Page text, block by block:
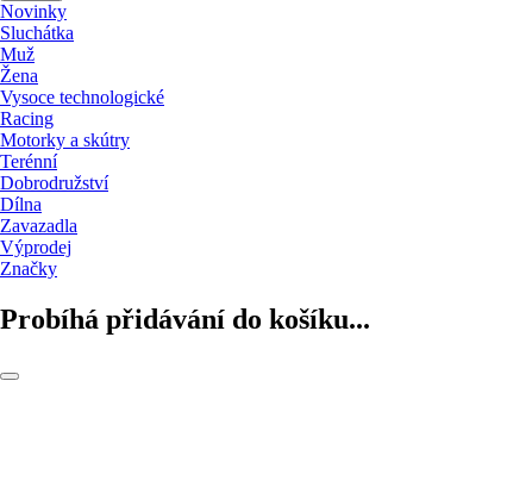
Novinky
Sluchátka
Muž
Žena
Vysoce technologické
Racing
Motorky a skútry
Terénní
Dobrodružství
Dílna
Zavazadla
Výprodej
Značky
Probíhá přidávání do košíku...